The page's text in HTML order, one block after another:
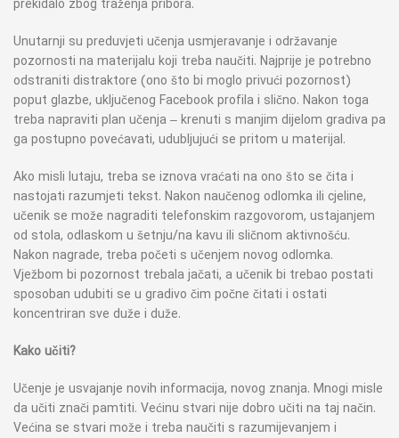
prekidalo zbog traženja pribora.
Unutarnji su preduvjeti učenja usmjeravanje i održavanje
pozornosti na materijalu koji treba naučiti. Najprije je potrebno
odstraniti distraktore (ono što bi moglo privući pozornost)
poput glazbe, uključenog Facebook profila i slično. Nakon toga
treba napraviti plan učenja – krenuti s manjim dijelom gradiva pa
ga postupno povećavati, udubljujući se pritom u materijal.
Ako misli lutaju, treba se iznova vraćati na ono što se čita i
nastojati razumjeti tekst. Nakon naučenog odlomka ili cjeline,
učenik se može nagraditi telefonskim razgovorom, ustajanjem
od stola, odlaskom u šetnju/na kavu ili sličnom aktivnošću.
Nakon nagrade, treba početi s učenjem novog odlomka.
Vježbom bi pozornost trebala jačati, a učenik bi trebao postati
sposoban udubiti se u gradivo čim počne čitati i ostati
koncentriran sve duže i duže.
Kako učiti?
Učenje je usvajanje novih informacija, novog znanja. Mnogi misle
da učiti znači pamtiti. Većinu stvari nije dobro učiti na taj način.
Većina se stvari može i treba naučiti s razumijevanjem i